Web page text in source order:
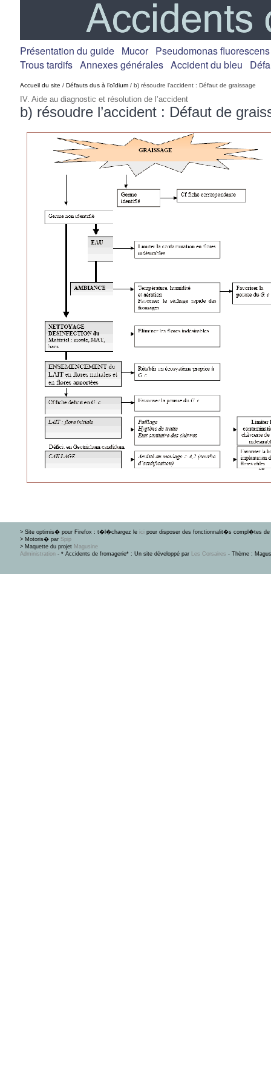
Présentation du guide Mucor Pseudomonas fluorescens
Trous tardifs Annexes générales Accident du bleu
Accueil du site / Défauts dus à l’oïdium / b) résoudre l’accident : Défaut de graissage
IV. Aide au diagnostic et résolution de l’accident
b) résoudre l’accident : Défaut de
> Site optimis� pour Firefox : t�l�chargez le ici pour disposer des fonctionnalit�s compl�tes de
> Motoris� par Spip
> Maquette du projet Magusine
Administration - * Accidents de fromagerie* : Un site développé par Les Corsaires - Thème :